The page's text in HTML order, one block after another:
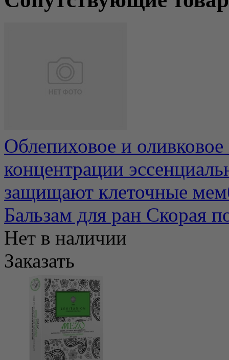
Облепиховое и
концентрации
защищают клеточные
Бальзам для ран Скорая
Нет в наличии
Заказать